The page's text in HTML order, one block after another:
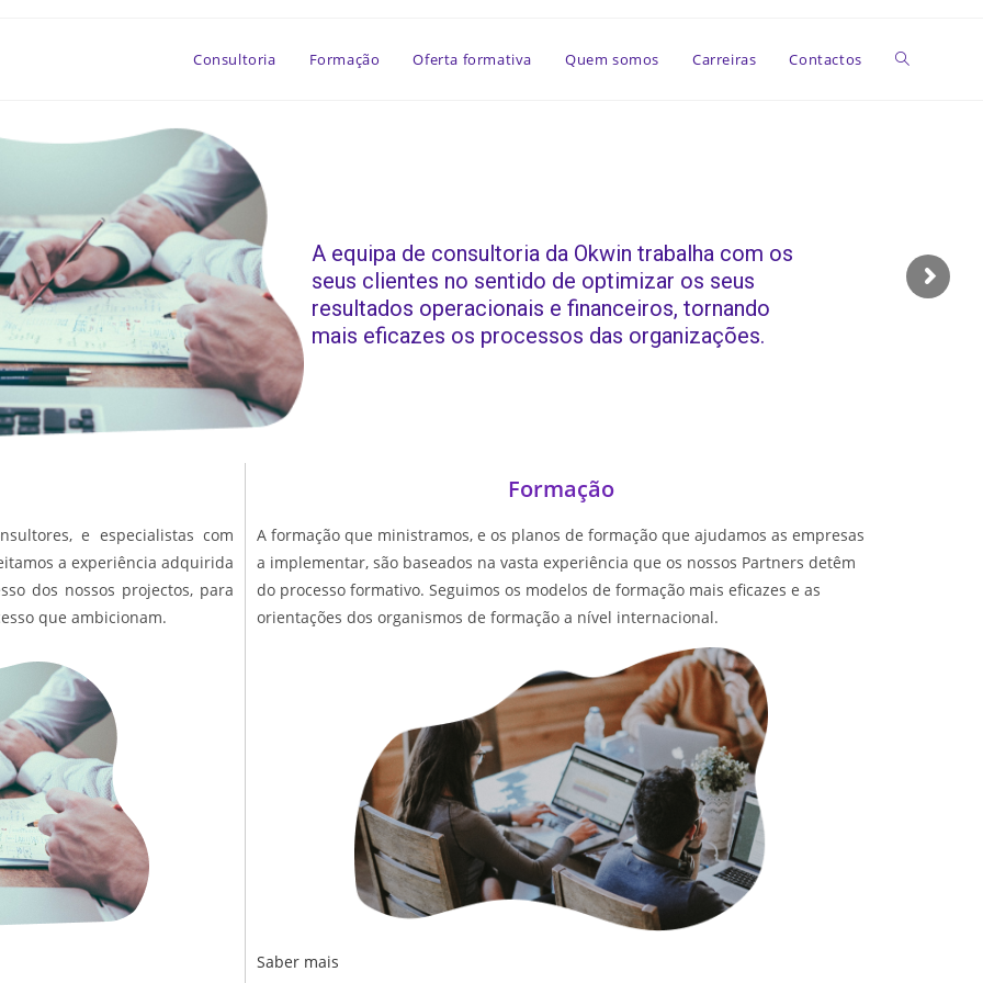
Consultoria Formação Oferta formativa Quem somos Carreiras Contactos Toggle
A equipa de consultoria da Okwin trabalha com os
seus clientes no sentido de optimizar os seus
resultados operacionais e financeiros, tornando
mais eficazes os processos das organizações.
e especialistas com
a experiência adquirida
dos nossos projectos, para
que ambicionam.
Formação
A formação que ministramos, e os planos de formação que ajudamos as empresas
a implementar, são baseados na vasta experiência que os nossos Partners detêm
do processo formativo. Seguimos os modelos de formação mais eficazes e as
orientações dos organismos de formação a nível internacional.
Saber mais